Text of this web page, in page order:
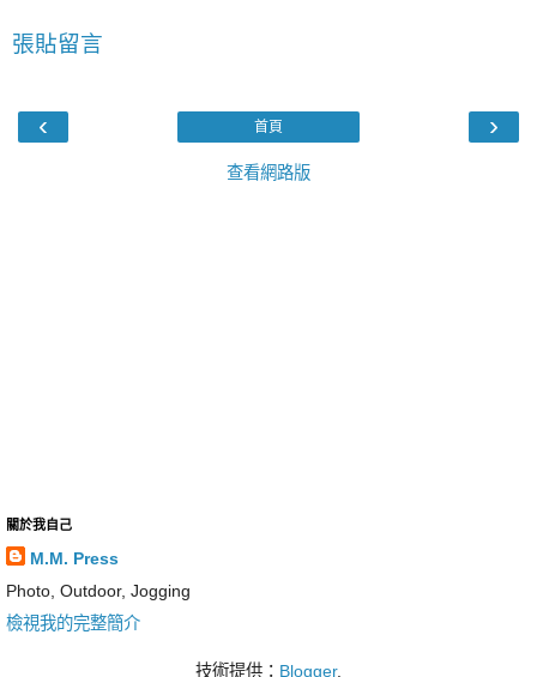
張貼留言
‹ ›
首頁
查看網路版
關於我自己
M.M. Press
Photo, Outdoor, Jogging
檢視我的完整簡介
技術提供： Blogger.